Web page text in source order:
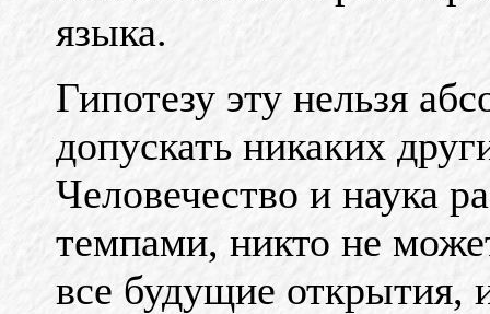
языка.
Гипотезу эту нельзя
допускать никаких
Человечество и наука
темпами, никто не
все будущие открытия,